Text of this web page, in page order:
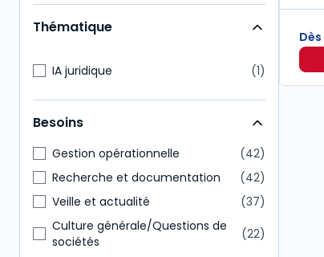
Étudiants
35
Administratif et financier
19
Notaire
19
Action Sociale
17
Autres
12
Thématique
IA juridique 1
Besoins
Gestion opérationnelle
42
Recherche et documentation
42
Veille et actualité
37
Culture générale/Questions de
sociétés
22
Dès